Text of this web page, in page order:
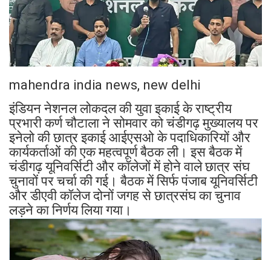
mahendra india news, new delhi
इंडियन नेशनल लोकदल की युवा इकाई के राष्ट्रीय
प्रभारी कर्ण चौटाला ने सोमवार को चंडीगढ़ मुख्यालय पर
इनेलो की छात्र इकाई आईएसओ के पदाधिकारियों और
कार्यकर्ताओं की एक महत्वपूर्ण बैठक ली। इस बैठक में
चंडीगढ़ यूनिवर्सिटी और कॉलेजों में होने वाले छात्र संघ
चुनावों पर चर्चा की गई। बैठक में सिर्फ पंजाब यूनिवर्सिटी
और डीएवी कॉलेज दोनों जगह से छात्रसंघ का चुनाव
लड़ने का निर्णय लिया गया।